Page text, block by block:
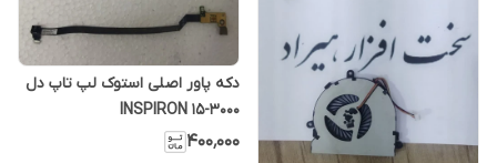
دکه پاور اصلی استوک لپ تاپ دل
INSPIRON 15-3000
۴۰۰٬۰۰۰